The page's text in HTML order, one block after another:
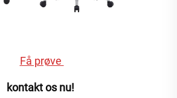
Få prøve
kontakt os nu!